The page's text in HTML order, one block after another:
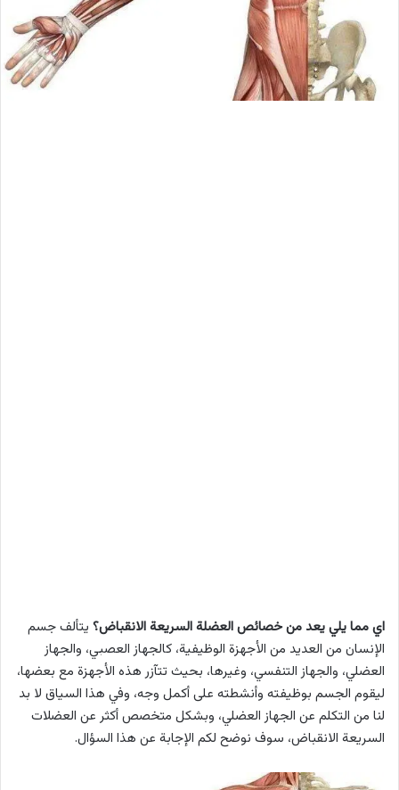
اي مما يلي يعد من خصائص العضلة السريعة الانقباض؟ يتألف جسم
الإنسان من العديد من الأجهزة الوظيفية، كالجهاز العصبي، والجهاز
العضلي، والجهاز التنفسي، وغيرها، بحيث تتآزر هذه الأجهزة مع بعضها،
ليقوم الجسم بوظيفته وأنشطته على أكمل وجه، وفي هذا السياق لا بد
لنا من التكلم عن الجهاز العضلي، وبشكل متخصص أكثر عن العضلات
السريعة الانقباض، سوف نوضح لكم الإجابة عن هذا السؤال.